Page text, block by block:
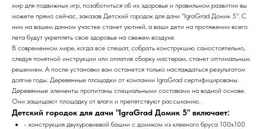
мир для подвижных игр, позаботиться об их здоровье и правильном развитии вы
можете прямо сейчас, заказав Детский городок для дачи "IgraGrad Домик 5". С
ним на вашем дачном участке станет уютней, а ваши дети на протяжении всего
лета будут укреплять свое здоровье на свежем воздухе.
В современном мире, когда все спешат, собрать конструкцию самостоятельно,
следуя понятной инструкции или оплатив сборку мастерам, станет оптимальным
решением. А после установки вам останется только наслаждаться результатом
долгие годы. Деревянные площадки от компании IgraGrad сертифицированы.
Деревянные элементы пропитаны специальными составами на водной основе.
Они защищают площадку от влаги и препятствуют рассыханию.
Детский городок для дачи "IgraGrad Домик 5" включает:
- конструкция двухуровневой башни с домиком из клееного бруса 100х100